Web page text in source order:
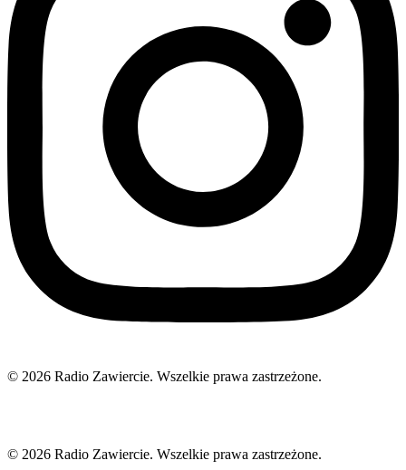
© 2026 Radio Zawiercie. Wszelkie prawa zastrzeżone.
© 2026 Radio Zawiercie. Wszelkie prawa zastrzeżone.